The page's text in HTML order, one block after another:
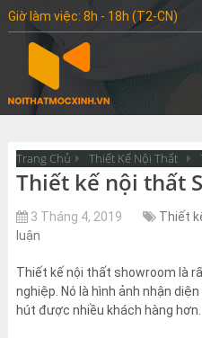
Giờ làm việc: 8h - 18h (T2-CN)
Trang Chủ Thiết Kế Nội Thất
Thiết kế nội thất
3 Tháng 4, 2019 Thiết
luận
Thiết kế nội thất showroom là
nghiệp. Nó là hình ảnh nhận
hút được nhiều khách hàng hơn.